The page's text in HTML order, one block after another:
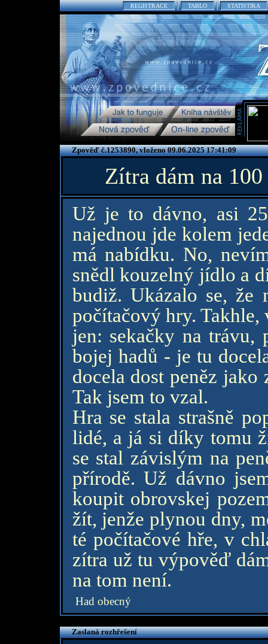
REGISTRACE TABLO STATISTIKA
Zpověď č.1253890, vloženo 09.06.2025 17:41:09
Zítra dám na
Už je to dávno, asi
najednou jde kolem
má nabídku. No,
snědl kouzelný jídlo a
budiž. Ukázalo se, že
počítačový hry. Takhle,
jen: sekačky na trávu,
bojej hadů - je tu
docela dost peněz
Tak jsem to vzal.
Hra se stala strašně
lidé, a já si díky tomu
se stal závislým na
přírodě. Už dávno
koupit obrovskej
žít, jenže plynou dny,
té počítačové hře, v
zítra už tu výpověď
na tom není.
Had obecný
Zaslaná rozhřešení